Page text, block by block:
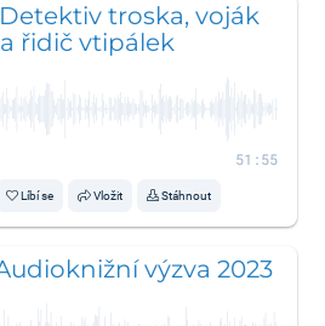
troska, voják
řidič vtipálek
51:55
Líbí se Vložit Stáhnout
výzva 2023